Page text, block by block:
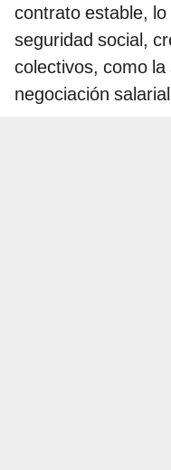
contrato estable,
seguridad social,
colectivos, como
negociación